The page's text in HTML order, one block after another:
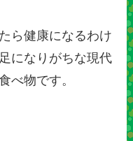
ら健康になるわけ
になりがちな現代
べ物です。